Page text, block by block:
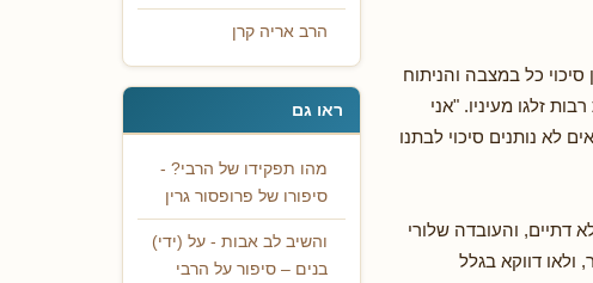
כל במצבה והניתוח
זלגו מעיניו. "אני
לא נותנים סיכוי לבתנו
דתיים, והעובדה שלורי
ולאו דווקא בגלל
הרב אריה קרן
ראו גם
מהו תפקידו של הרבי? -
סיפורו של פרופסור גרין
והשיב לב אבות - על (ידי)
בנים – סיפור על הרבי